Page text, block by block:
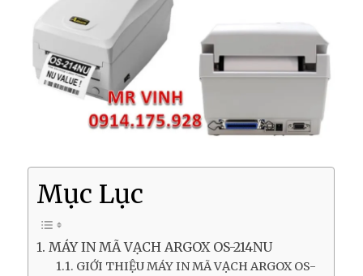
Mục Lục
MÁY IN MÃ VẠCH ARGOX OS-214NU
GIỚI THIỆU MÁY IN MÃ VẠCH ARGOX OS-